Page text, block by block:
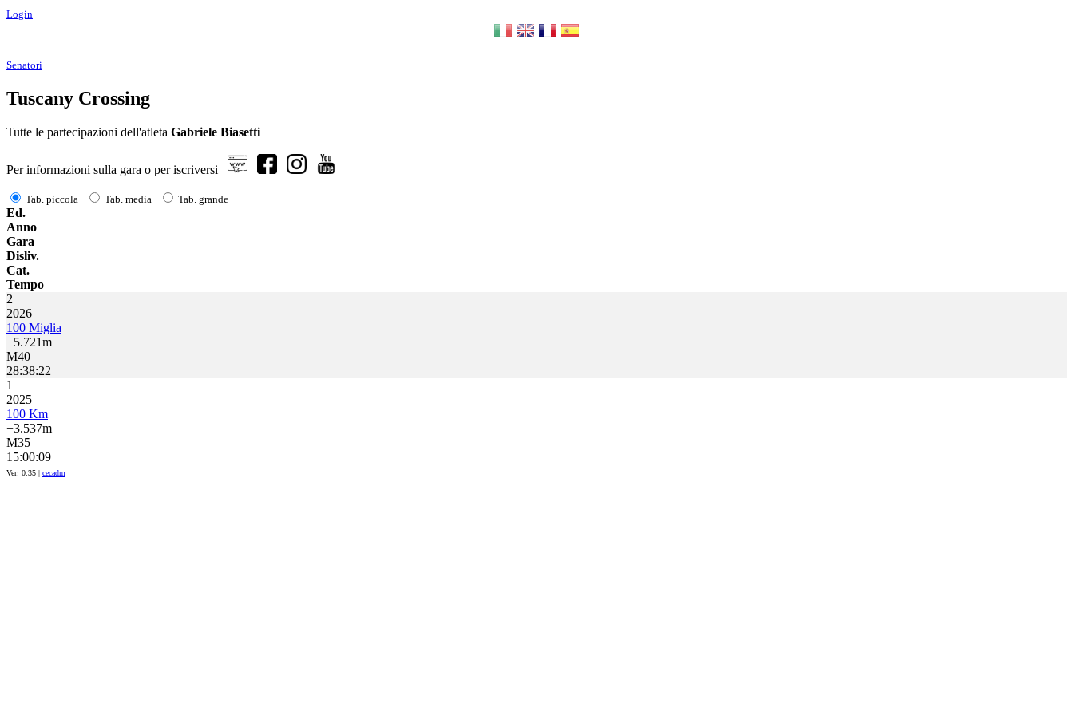
Login
Senatori
Tuscany Crossing
Tutte le partecipazioni dell'atleta Gabriele Biasetti
Per informazioni sulla gara o per iscriversi
Tab. piccola Tab. media Tab. grande
Ed.
Anno
Gara
Disliv.
Cat.
Tempo
2
2026
100 Miglia
+5.721m
M40
28:38:22
1
2025
100 Km
+3.537m
M35
15:00:09
Ver: 0.35 | cecadm